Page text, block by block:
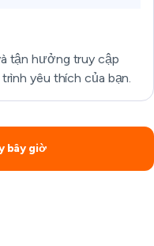
tận hưởng truy cập
yêu thích của bạn.
bây giờ